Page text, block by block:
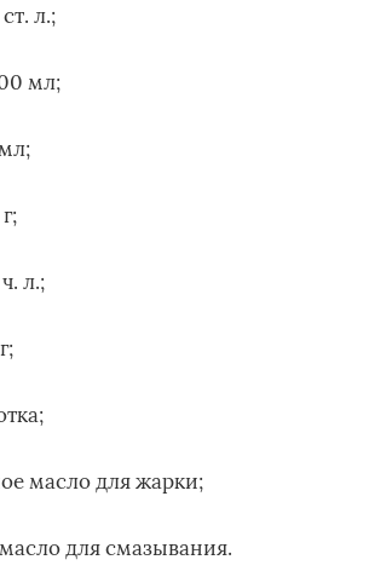
л.;
мл;
л.;
масло для жарки;
для смазывания.